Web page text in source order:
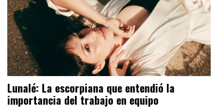
Lunalé: La escorpiana que entendió la
importancia del trabajo en equipo